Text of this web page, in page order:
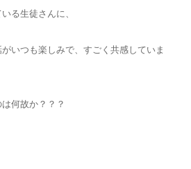
る生徒さんに、
いつも楽しみで、すごく共感していま
何故か？？？